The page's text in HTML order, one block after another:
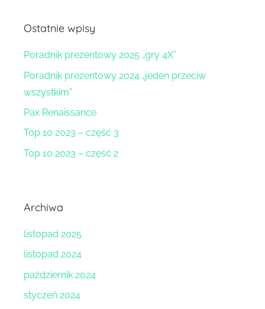
Ostatnie wpisy
Poradnik prezentowy 2025 „gry 4X”
Poradnik prezentowy 2024 „jeden przeciw
wszystkim”
Pax Renaissance
Top 10 2023 – część 3
Top 10 2023 – część 2
Archiwa
listopad 2025
listopad 2024
październik 2024
styczeń 2024